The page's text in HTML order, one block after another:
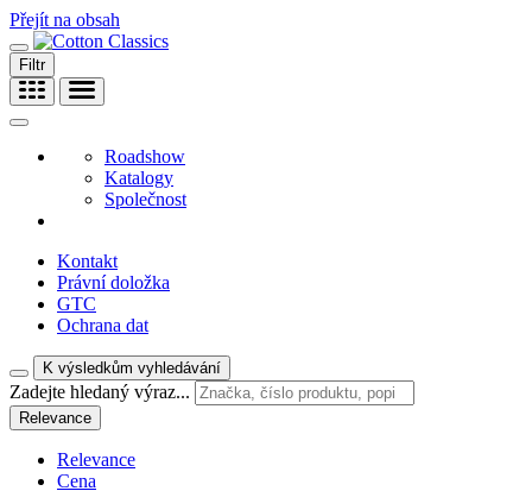
Přejít na obsah
Filtr
Roadshow
Katalogy
Společnost
Kontakt
Právní doložka
GTC
Ochrana dat
K výsledkům vyhledávání
Zadejte hledaný výraz...
Relevance
Relevance
Cena